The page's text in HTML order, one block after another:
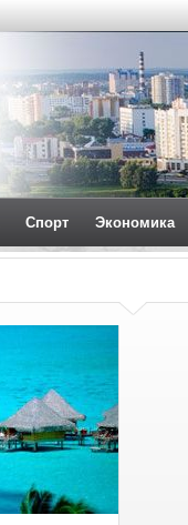
Спорт Экономика